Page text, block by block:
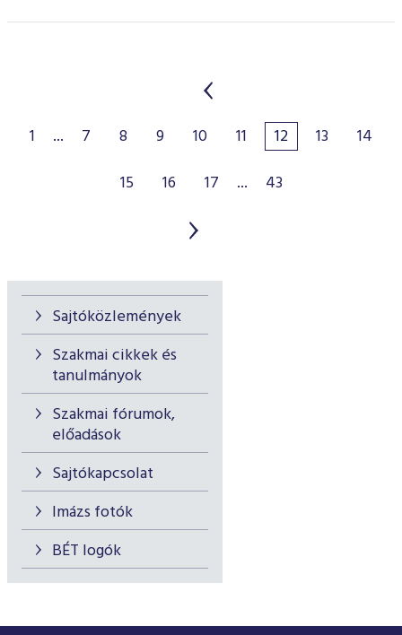
Sajtóközlemények
Szakmai cikkek és
tanulmányok
Szakmai fórumok,
előadások
Sajtókapcsolat
Imázs fotók
BÉT logók
1 ... 7 8 9 10 11 12 13
14
15
16 17 ... 43